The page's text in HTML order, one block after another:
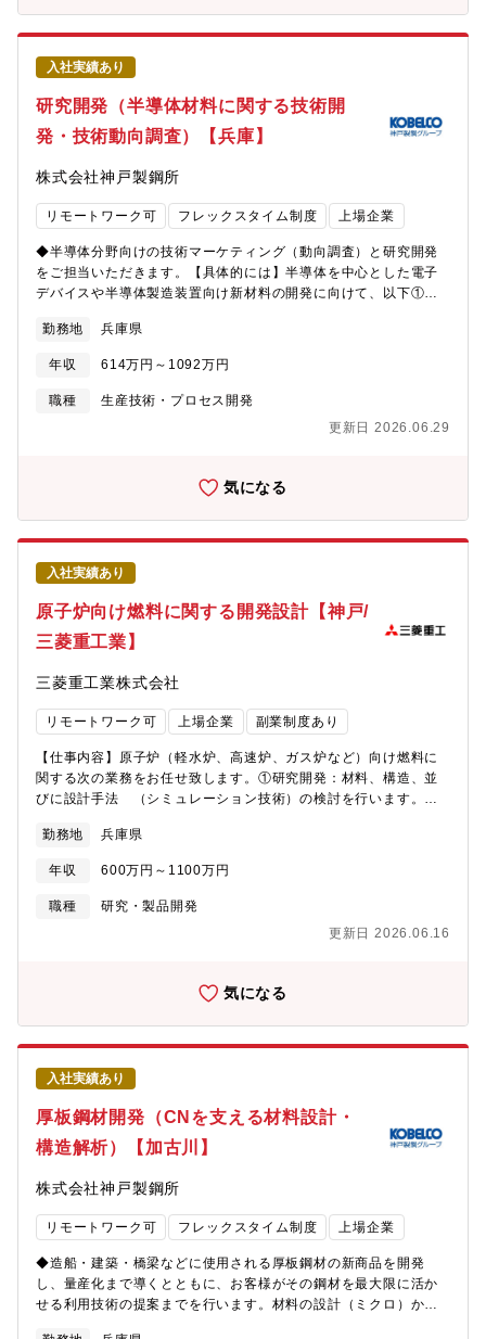
などを通し、交流がある親しみやすい職場。【募集背景】事業拡
大による増員【キャリア】将来、半導体プロセス材料開発リーダ
ーとしての活躍を期待する。（研究開発の専門性を深めつつ、将
来的なチームマネジメントや他部門との連携なども視野に入れ
る）【働き方】〇残業：平均10～20時間程度〇出張：有り （2
～6回/年程度 国内・海外）〇転勤：当面は尼崎事業所での勤務
となりますが、将来的に国内外の拠点への転勤の可能性がありま
キル・やりがい】目覚ましい発展を遂げる半導体技術を支えるキ
ーマテリアル開発に携わり、材料開発に留まらず、自身が提案す
るプロセスが実用化されるなど半導体プロセスの発展に寄与する
度な評価・解析技術だけでなくグローバルな調整力、 国内外の顧
客ニーズを起点に、チームで連携しながら量産移管まで一貫して
関わることで、個々のプロジェクトをリードする総合力が身に付
きます。【仕事の大変さ、やりがい】社内外の有識者と会話をし
められるが、自分が設計したものが量産化される喜びを感じるこ
入社実績あり
研究開発（半導体材料に関する技術開
発・技術動向調査）【兵庫】
株式会社神戸製鋼所
リモートワーク可 フレックスタイム制度 上場企業
◆半導体分野向けの技術マーケティング（動向調査）と研究開発
をご担当いただきます。【具体的には】半導体を中心とした電子
デバイスや半導体製造装置向け新材料の開発に向けて、以下①～
による技術動向の調査②お客様訪問による開発課題の設定、技術
提案③実験計画の策定と実験担当部署、分析会社への実験依頼、
実験結果の解析④社内関係部署との技術進捗、今後の方針の打合
せ など【研究テーマ例】半導体業界の技術トレンドとして、微
け、既存の同社素材製品である半導体・FPD製造装置用アルミ材
に、お客様の課題を基にした新規素材製品に関して、技術動向調
査や技術提案、材料提案、プロセス提案を行います。材料メーカ
ーとして、お客様へのヒアリングを通した技術課題の設定から、
技術開発、実用化まで新事業創出に向け幅広いフェーズに携わる
ことが可能です。【募集背景】同社では、2024～2026年度中期
経営計画において「“稼ぐ力の強化”と“成長追求”」を最重要課題に
設定し、”成長追求”の施策として「エネルギー」「モビリティ」
「インフラ」「半導体」領域での新たなビジネス機会の模索～新
規事業創出・事業化の検討を進めています。当室では、電子材料
料創出に向けて取り組んでいます。半導体関連市場はDX（デジタ
ルトランスフォーメーション）の進展に伴い、大幅な成長が見込
まれ関係する技術開発が急ピッチで進んでいます。当室において
品アイディアの提案、それを受けた技術開発を加速し、継続的に
創出できる状態を目指しています。これらの実現に向けて、体制
を強化するべく、好奇心と責任感をもった技術者を募集しており
ます。【組織構成】技術開発本部 応用物理研究所 物性制御研究室
般職8名、その他1名） ー物理分析解析Gr（素材の物理分析解析
ンによる材料挙動のメカニズム解明および材料開発提案）：7名
ー機能材料形成・評価Gr（主に半導体、電池関連の材料評価、材
兼務者を含む ※年齢構成：50代3名、40代7名、30代4名、20代
当、新規テーマの玉出し・主担当を経験しながら、2、3年後には
導していただきたいと考えています。【魅力・やりがい】◎当室
は、“電子材料機能発現技術”と“物理分析解析技術”をコア技術と
し、若手からベテランまで幅広い構成で、技術に対し真摯に向き
合いながら、お互い切磋琢磨して日々の研究開発を進めていま
す。◎半導体分野は世界的に注目を集めており、技術的にも日進
月歩です。技術動向調査はもちろん、お客様の生の声を収集し、
課題設定・技術開発を行います。当室には、クリーンルームなど
半導体分野向けの基盤設備群があり、簡単なデバイスであれば試
作・評価まで可能です。◎社内他部署、グループ会社と連携し、
技術課題の設定から技術の高度化、実用化まで幅広いフェーズの
勤務地 兵庫県
年収 614万円～1092万円
職種
生産技術・プロセス開発
更新日 2026.06.29
気になる
入社実績あり
原子炉向け燃料に関する開発設計【神戸/
三菱重工業】
三菱重工業株式会社
リモートワーク可 上場企業 副業制度あり
【仕事内容】原子炉（軽水炉、高速炉、ガス炉など）向け燃料に
関する次の業務をお任せ致します。①研究開発：材料、構造、並
びに設計手法 （シミュレーション技術）の検討を行います。
析計算など基礎技術能力を発揮してもらえます）②基本設計：上
記の研究開発結果を元に基本仕様を決定し、プラントの安全性を
含む性能評価を行います。③詳細設計：モノづくりに向けて設計
（後段の、材料調達、製造、検査のインプット）を作りこみま
熱意と製作設計技術を発揮していただけます)【仕事や部署の魅
とは将来の日本のエネルギー供給への大きな責任を伴うと共に大
きなやりがいがあります。同社の燃料事業の特徴は以下の通りで
す。①原子力プラント総合メーカーとして、安全安定した原子力
発電の利用に貢献脱炭素社会の実現のため原子力発電の利用が見
直されているなか、国内では、三菱重工業が納入した加圧水型原
子炉が順次再稼働しています。同社ではこれらの発電所の安全性
向上に努めるとともに、国内トップシェアで継続的に原子燃料を
供給し、安定した電力供給に貢献しています。 また、同社の大
きな強みのひとつが、プラント全体や炉心システムなどの上流設
を一貫して実施できる体制であり、この強みを活かした高い問題
解決能力でお客様からの信頼を勝ち得ています。②開発した製品
が実際に原子炉で使用され、将来のエネルギー供給に貢献自分が
近年では、GX実現に向けた基本方針を受け、将来炉（高速炉、高
温ガス炉等）、革新炉の燃料開発も推進中です。高速炉、高温ガ
ス炉の実証炉開発において同社は国内唯一の中核企業に選定され
ており、開発を牽引する存在となっています。③国内外共同プロ
勤務地 兵庫県
年収 600万円～1100万円
職種
研究・製品開発
更新日 2026.06.16
気になる
入社実績あり
厚板鋼材開発（CNを支える材料設計・
構造解析）【加古川】
株式会社神戸製鋼所
リモートワーク可 フレックスタイム制度 上場企業
◆造船・建築・橋梁などに使用される厚板鋼材の新商品を開発
し、量産化まで導くとともに、お客様がその鋼材を最大限に活か
せる利用技術の提案までを行います。材料の設計（ミクロ）か